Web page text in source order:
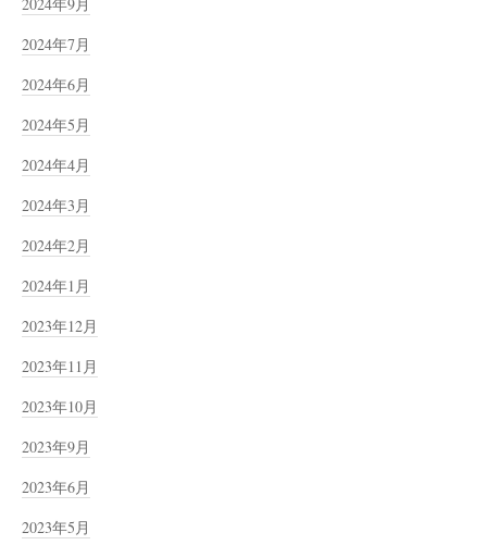
2024年7月
2024年6月
2024年5月
2024年4月
2024年3月
2024年2月
2024年1月
2023年12月
2023年11月
2023年10月
2023年9月
2023年6月
2023年5月